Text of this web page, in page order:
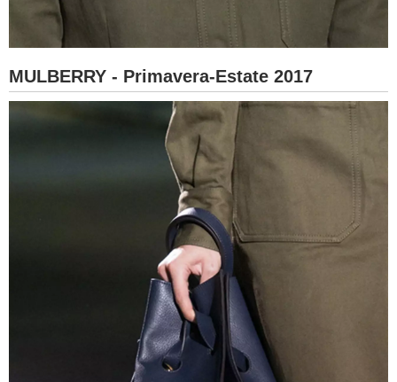
MULBERRY - Primavera-Estate 2017